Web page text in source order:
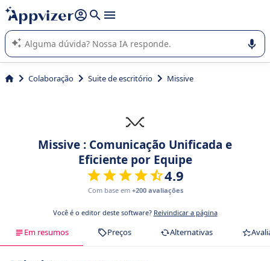
de nossa IA (várias linhas com
A IA do Appvizer o orienta no uso ou na seleção de software
SaaS para sua empresa.
Colaboração Suite de escritório Missive
Missive : Comunicação Unificada e
Eficiente por Equipe
4.9
Com base em +200 avaliações
Você é o editor deste software? Reivindicar a página
Em resumos Preços Alternativas